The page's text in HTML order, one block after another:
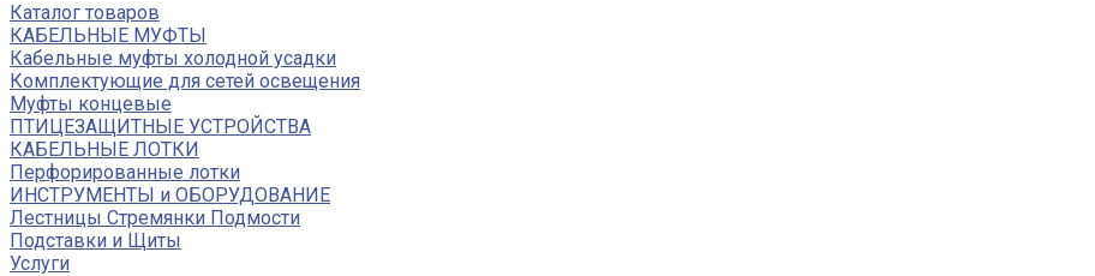
Каталог товаров
КАБЕЛЬНЫЕ МУФТЫ
Кабельные муфты холодной усадки
Комплектующие для сетей освещения
Муфты концевые
ПТИЦЕЗАЩИТНЫЕ УСТРОЙСТВА
КАБЕЛЬНЫЕ ЛОТКИ
Перфорированные лотки
ИНСТРУМЕНТЫ и ОБОРУДОВАНИЕ
Лестницы Стремянки Подмости
Подставки и Щиты
Услуги